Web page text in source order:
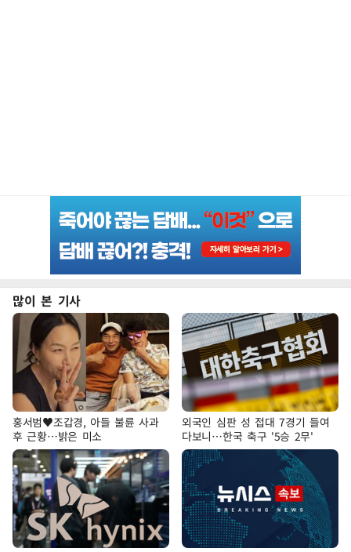
많이 본 기사
홍서범♥조갑경, 아들 불륜 사과
후 근황…밝은 미소
외국인 심판 성 접대 7경기 들여
다보니…한국 축구 '5승 2무'